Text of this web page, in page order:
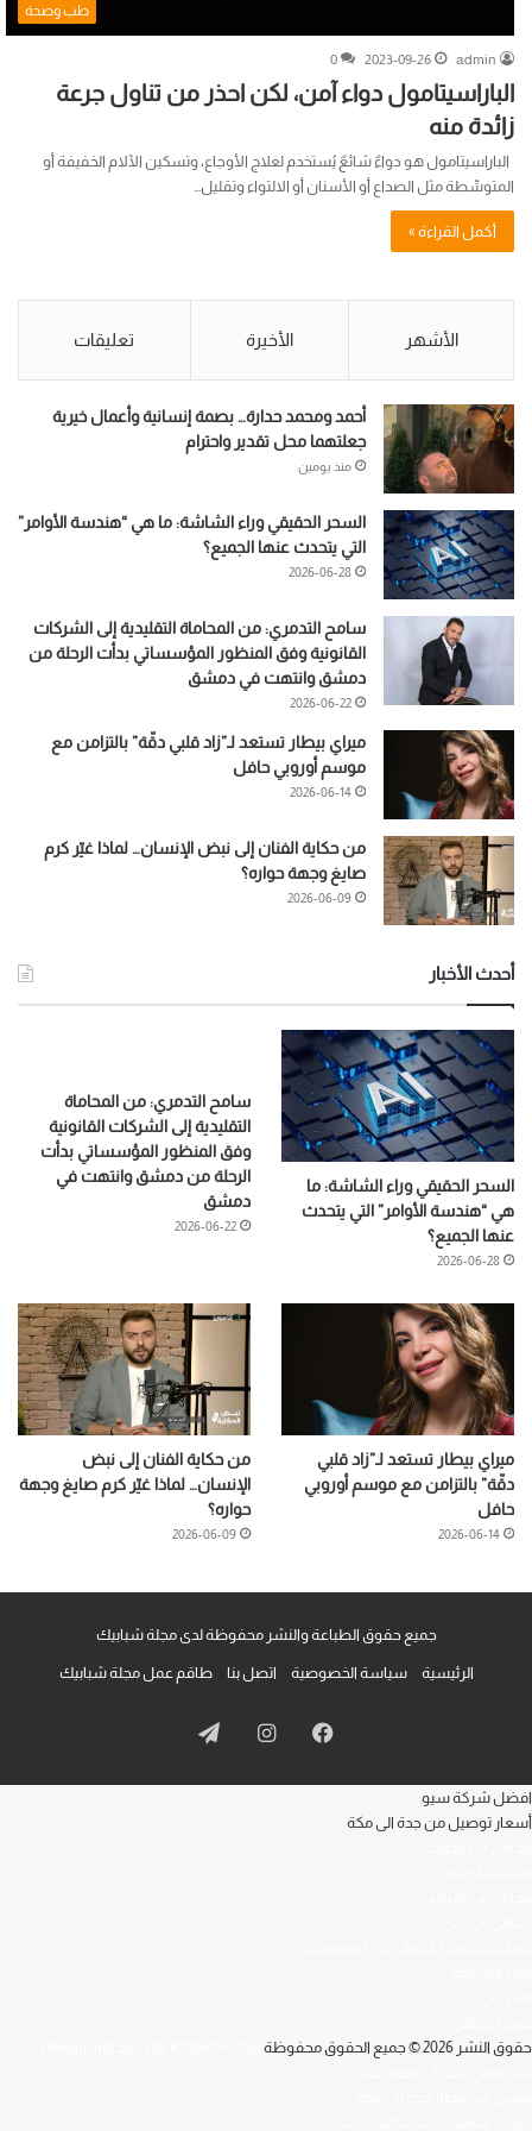
طب وصحة
admin
2023-09-26
0
الباراسيتامول دواء آمن، لكن احذر من تناول جرعة
زائدة منه
الباراسيتامول هو دواءٌ شائعٌ يُستخدم لعلاج الأوجاع، وتسكين الآلام الخفيفة أو
المتوسِّطة مثل الصداع أو الأسنان أو الالتواء وتقليل…
أكمل القراءة »
الأشهر الأخيرة تعليقات
أحمد ومحمد حدارة… بصمة إنسانية وأعمال خيرية
جعلتهما محل تقدير واحترام
منذ يومين
السحر الحقيقي وراء الشاشة: ما هي “هندسة الأوامر”
التي يتحدث عنها الجميع؟
2026-06-28
سامح التدمري: من المحاماة التقليدية إلى الشركات
القانونية وفق المنظور المؤسساتي بدأت الرحلة من
دمشق وانتهت في دمشق
2026-06-22
ميراي بيطار تستعد لـ”زاد قلبي دقّة” بالتزامن مع
موسم أوروبي حافل
2026-06-14
من حكاية الفنان إلى نبض الإنسان… لماذا غيّر كرم
صايغ وجهة حواره؟
2026-06-09
أحدث الأخبار
السحر الحقيقي وراء الشاشة: ما
هي “هندسة الأوامر” التي يتحدث
عنها الجميع؟
2026-06-28
سامح التدمري: من المحاماة
التقليدية إلى الشركات القانونية
وفق المنظور المؤسساتي بدأت
الرحلة من دمشق وانتهت في
دمشق
2026-06-22
ميراي بيطار تستعد لـ”زاد قلبي
دقّة” بالتزامن مع موسم أوروبي
حافل
2026-06-14
من حكاية الفنان إلى نبض
الإنسان… لماذا غيّر كرم صايغ وجهة
حواره؟
2026-06-09
جميع حقوق الطباعة والنشر محفوظة لدى مجلة شبابيك
الرئيسية سياسة الخصوصية اتصل بنا طاقم عمل مجلة شبابيك
فيسبوكانستقرامتيلقرام
افضل شركة سيو
أسعار توصيل من جدة الى مكة
حقوق النشر 2026 © جميع الحقوق محفوظة